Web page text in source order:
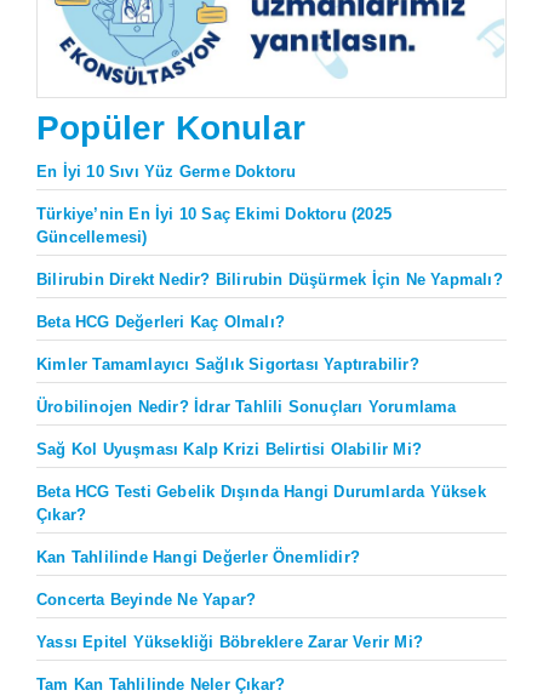
Popüler Konular
En İyi 10 Sıvı Yüz Germe Doktoru
Türkiye’nin En İyi 10 Saç Ekimi Doktoru (2025
Güncellemesi)
Bilirubin Direkt Nedir? Bilirubin Düşürmek İçin Ne Yapmalı?
Beta HCG Değerleri Kaç Olmalı?
Kimler Tamamlayıcı Sağlık Sigortası Yaptırabilir?
Ürobilinojen Nedir? İdrar Tahlili Sonuçları Yorumlama
Sağ Kol Uyuşması Kalp Krizi Belirtisi Olabilir Mi?
Beta HCG Testi Gebelik Dışında Hangi Durumlarda Yüksek
Çıkar?
Kan Tahlilinde Hangi Değerler Önemlidir?
Concerta Beyinde Ne Yapar?
Yassı Epitel Yüksekliği Böbreklere Zarar Verir Mi?
Tam Kan Tahlilinde Neler Çıkar?